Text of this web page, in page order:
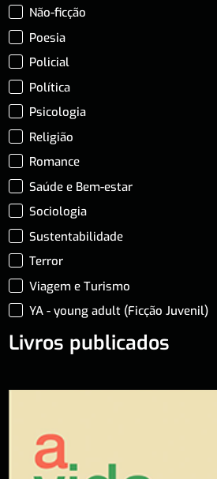
Não-ficção
Poesia
Policial
Política
Psicologia
Religião
Romance
Saúde e Bem-estar
Sociologia
Sustentabilidade
Terror
Viagem e Turismo
YA - young adult (Ficção Juvenil)
Livros publicados